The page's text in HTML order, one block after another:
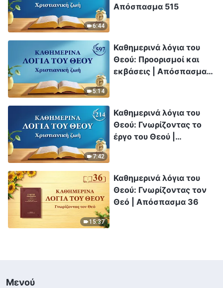
6:44
Απόσπασμα 515
5:14
Καθημερινά λόγια του
Θεού: Προορισμοί και
εκβάσεις | Απόσπασμα
7:42
Καθημερινά λόγια του
Θεού: Γνωρίζοντας το
έργο του Θεού |
15:37
Καθημερινά λόγια του
Θεού: Γνωρίζοντας τον
Θεό | Απόσπασμα 36
Μενού